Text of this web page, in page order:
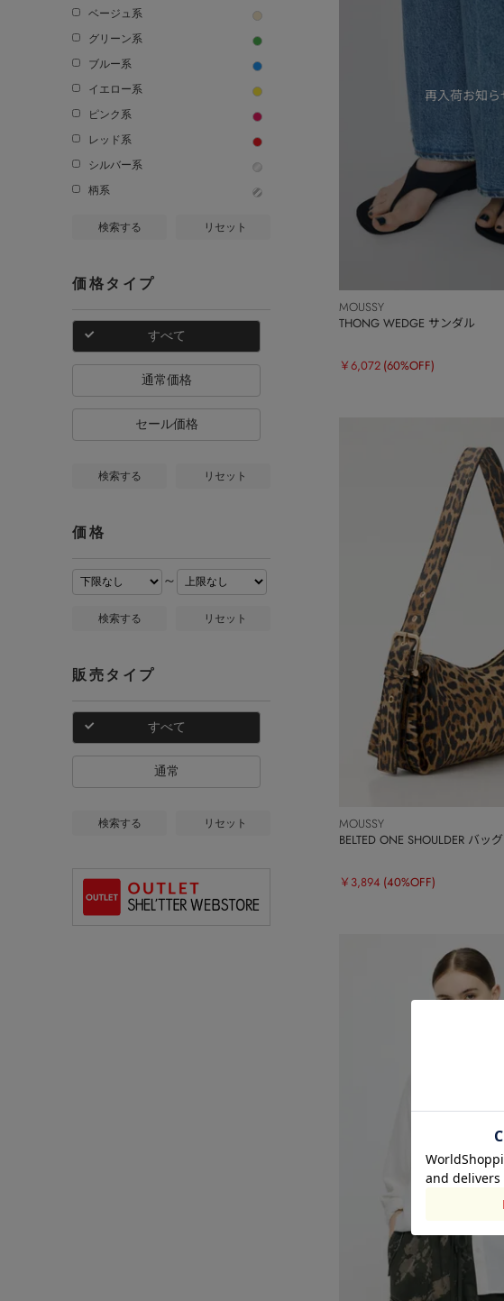
ベージュ系
グリーン系
ブルー系
イエロー系
ピンク系
レッド系
シルバー系
柄系
検索する リセット
価格タイプ
すべて
通常価格
セール価格
検索する リセット
価格
～
検索する リセット
販売タイプ
すべて
通常
検索する リセット
MOUSSY
THONG WEDGE サンダル
￥6,072 (60%OFF)
MOUSSY
BELTED ONE SHOULDER バッグ
￥3,894 (40%OFF)